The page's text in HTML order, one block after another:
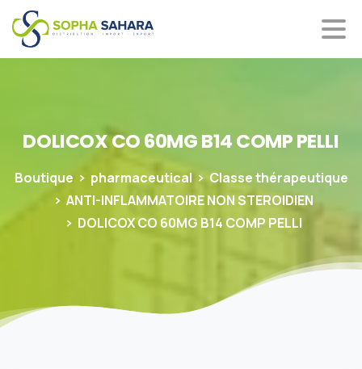
DOLICOXCO60MGB14COMPPELLI
Boutique pharmaceutical
Classe thérapeutique
ANTI-INFLAMMATOIRE NON STEROIDIEN
DOLICOX CO 60MG B14 COMP PELLI